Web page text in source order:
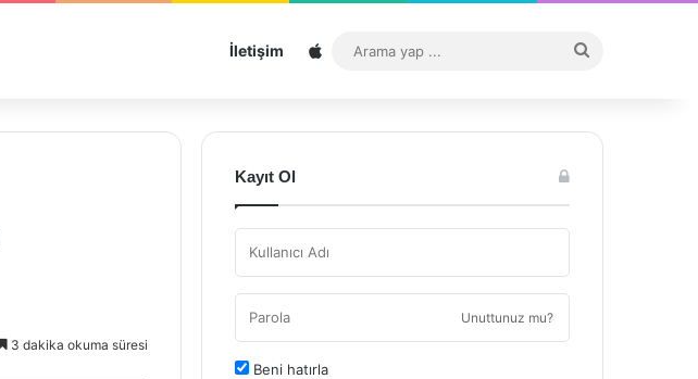
İletişim Sitemap
...
3 dakika okuma süresi
Kayıt Ol
Unuttunuz mu?
Beni hatırla